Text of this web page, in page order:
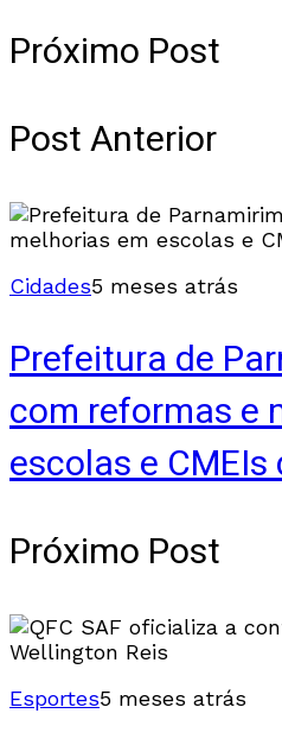
Próximo Post
Post Anterior
Cidades5 meses atrás
Prefeitura de
com reformas e
escolas e
Próximo Post
Esportes5 meses atrás